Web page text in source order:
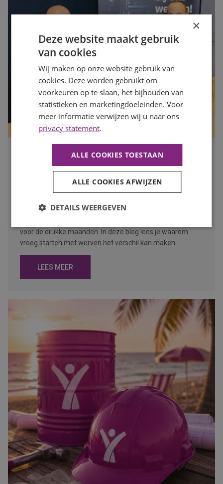
Is jouw organisatie klaar voor de drukke maanden? Zo
zorg je dat je op tijd de juiste mensen vindt
beweging. Voor werkgevers is dit hét moment om vooruit
voor de drukke maanden. In deze blog lees je waarom
vroeg starten met werven het verschil kan maken.
LEES MEER
×
Deze website maakt gebruik
van cookies
Wij maken op onze website gebruik van
cookies. Deze worden gebruikt om
voorkeuren op te slaan, het bijhouden van
statistieken en marketingdoeleinden. Voor
meer informatie verwijzen wij u naar ons
privacy statement.
ALLE COOKIES TOESTAAN
ALLE COOKIES AFWIJZEN
DETAILS WEERGEVEN